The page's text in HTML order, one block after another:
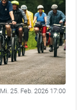
Mi. 25. Feb. 2026 17:00